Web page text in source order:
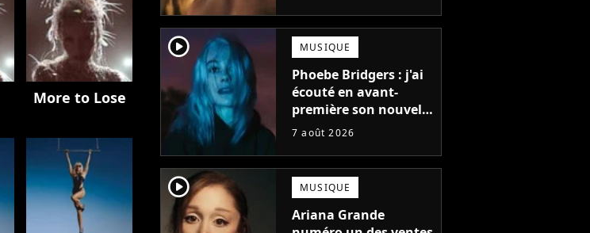
More to Lose
player2 MUSIQUE
Phoebe Bridgers : j'ai
écouté en avant-
première son nouvel
album, c'est le bijou
7 août 2026
player2 MUSIQUE
Ariana Grande